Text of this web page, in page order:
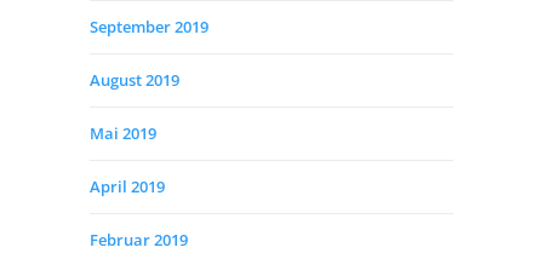
September 2019
August 2019
Mai 2019
April 2019
Februar 2019